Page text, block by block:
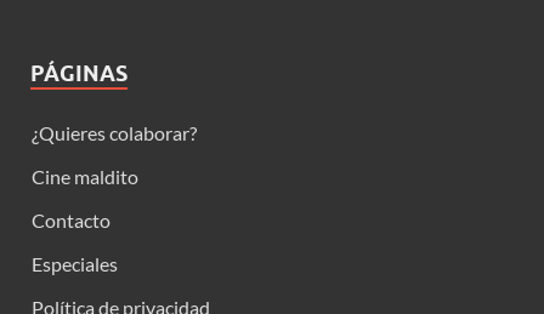
PÁGINAS
¿Quieres colaborar?
Cine maldito
Contacto
Especiales
Política de privacidad